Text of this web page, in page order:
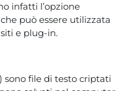
infatti l’opzione
può essere utilizzata
e plug-in.
sono file di testo criptati